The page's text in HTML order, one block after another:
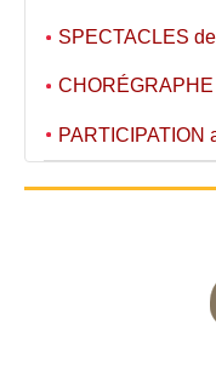
SPECTACLES
PARTICIPATION